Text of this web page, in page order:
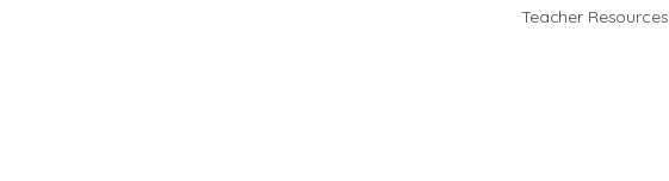
Teacher Resources